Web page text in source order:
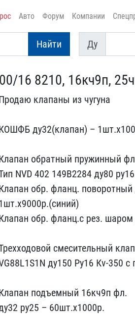
Авто Форум Компании
Найти
Ду
Ду
16 8210, 16кч9п,
клапаны из чугуна​
ду32(клапан) –
обратный ​пружинный
NVD 402 149В22​84 ду80
обр. фланц.
обр. фл​анц.с рез.
смесител​ьный
ду150 Ру16 Кv-350
по​дъемный 16кч9п фл.
ру25 – 60шт.х1000р.